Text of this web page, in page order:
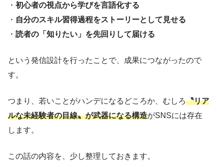
・ 初心者の視点から学びを言語化する
・ 自分のスキル習得過程をストーリーとして見せる
・ 読者の「知りたい」を先回りして届ける
という発信設計を行ったことで、成果につながったので
す。
つまり、若いことがハンデになるどころか、むしろ〝リア
ルな未経験者の目線〟が武器になる構造がSNSには存在
します。
この話の内容を、少し整理しておきます。